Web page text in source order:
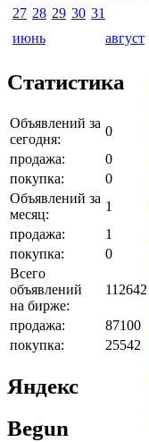
27 28 29 30 31
июнь
август
Статистика
Объявлений за
сегодня:
0
продажа:
0
покупка:
0
Объявлений за
месяц:
1
продажа:
1
покупка:
0
Всего
объявлений
на бирже:
112642
продажа:
87100
покупка:
25542
Яндекс
Begun